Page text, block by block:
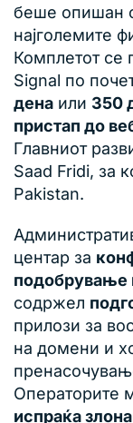
беше опишан
најголемите
Комплетот се
Signal по
дена или 350
пристап до
Главниот
Saad Fridi, за
Pakistan.
центар за
подобрување
содржел
прилози за
на домени и
Операторите
испраќа